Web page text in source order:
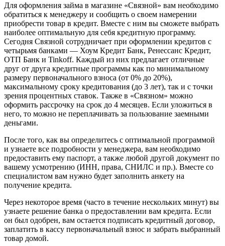
Для оформления займа в магазине «Связной» вам необходимо
обратиться к менеджеру и сообщить о своем намерении
приобрести товар в кредит. Вместе с ним вы сможете выбрать
наиболее оптимальную для себя кредитную программу.
Сегодня Связной сотрудничает при оформлении кредитов с
четырьмя банками — Хоум Кредит Банк, Ренессанс Кредит,
ОТП Банк и Tinkoff. Каждый из них предлагает отличные
друг от друга кредитные программы как по минимальному
размеру первоначального взноса (от 0% до 20%),
максимальному сроку кредитования (до 3 лет), так и с точки
зрения процентных ставок. Также в «Связном» можно
оформить рассрочку на срок до 4 месяцев. Если уложиться в
него, то можно не переплачивать за пользование заемными
деньгами.
После того, как вы определитесь с оптимальной программой
и узнаете все подробности у менеджера, вам необходимо
предоставить ему паспорт, а также любой другой документ по
вашему усмотрению (ИНН, права, СНИЛС и пр.). Вместе со
специалистом вам нужно будет заполнить анкету на
получение кредита.
Через некоторое время (часто в течение нескольких минут) вы
узнаете решение банка о предоставлении вам кредита. Если
он был одобрен, вам остается подписать кредитный договор,
заплатить в кассу первоначальный взнос и забрать выбранный
товар домой.